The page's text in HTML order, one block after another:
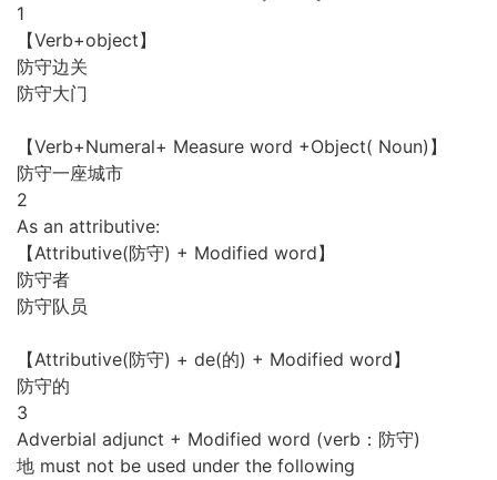
1
【Verb+object】
防守边关
防守大门
【Verb+Numeral+ Measure word +Object( Noun)】
防守一座城市
2
As an attributive:
【Attributive(防守) + Modified word】
防守者
防守队员
【Attributive(防守) + de(的) + Modified word】
防守的
3
Adverbial adjunct + Modified word (verb：防守)
地 must not be used under the following